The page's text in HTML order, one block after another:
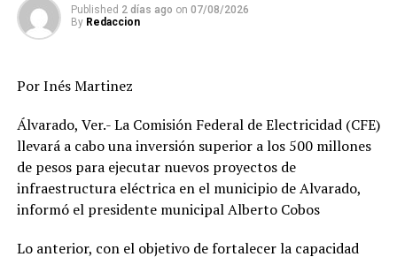
búsqueda en los estados que no están completa este
conformadas o no tienen el personal con el perfil para
Hay que recordar que el documento elimina la
participación de la FGR en los mecanismos
institucionales existentes para atender a las víctimas de
trata de personas y de todo lo relacionado con el
sistema de acceso de las mujeres a una vida libre de
violencia.
Published 2 días ago on 07/08/2026
By Redaccion
Por Inés Martinez
Álvarado, Ver.- La Comisión Federal de Electricidad (CFE)
llevará a cabo una inversión superior a los 500 millones
de pesos para ejecutar nuevos proyectos de
infraestructura eléctrica en el municipio de Alvarado,
informó el presidente municipal Alberto Cobos
Lo anterior, con el objetivo de fortalecer la capacidad